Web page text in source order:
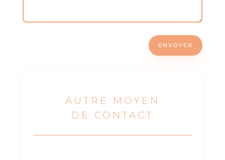
ENVOYER
AUTRE MOYEN
DE CONTACT